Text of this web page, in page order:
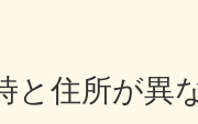
と住所が異